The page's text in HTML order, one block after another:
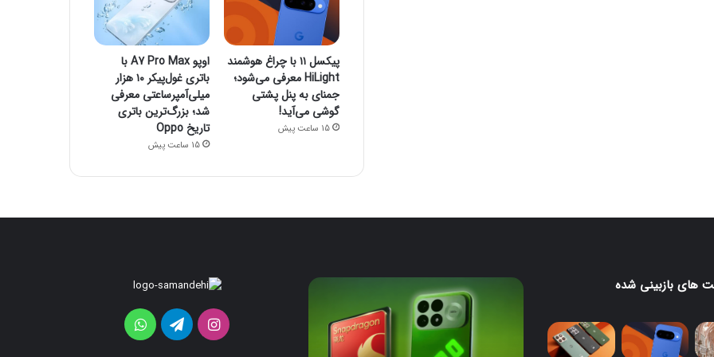
پیکسل ۱۱ با چراغ هوشمند
HiLight معرفی می‌شود؛
جمنای به پنل پشتی
گوشی می‌آید!
15 ساعت پیش
اوپو A7 Pro Max با
باتری غول‌پیکر ۱۰ هزار
میلی‌آمپرساعتی معرفی
شد؛ بزرگ‌ترین باتری
تاریخ Oppo
15 ساعت پیش
های بازبینی شده
ردمی
اینستاگرامتلگرام واتس